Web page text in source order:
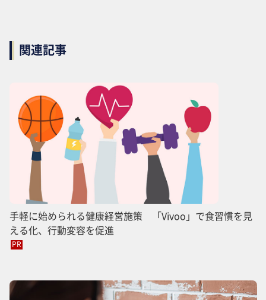
関連記事
手軽に始められる健康経営施策 「Vivoo」で食習慣を見
える化、行動変容を促進
PR